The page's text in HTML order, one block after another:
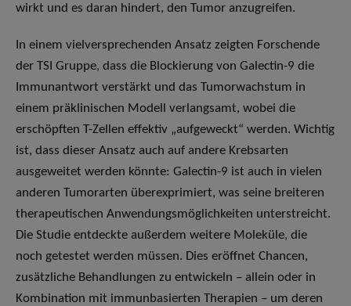
wirkt und es daran hindert, den Tumor anzugreifen.
In einem vielversprechenden Ansatz zeigten Forschende
der TSI Gruppe, dass die Blockierung von Galectin-9 die
Immunantwort verstärkt und das Tumorwachstum in
einem präklinischen Modell verlangsamt, wobei die
erschöpften T-Zellen effektiv „aufgeweckt“ werden. Wichtig
ist, dass dieser Ansatz auch auf andere Krebsarten
ausgeweitet werden könnte: Galectin-9 ist auch in vielen
anderen Tumorarten überexprimiert, was seine breiteren
therapeutischen Anwendungsmöglichkeiten unterstreicht.
Die Studie entdeckte außerdem weitere Moleküle, die
noch getestet werden müssen. Dies eröffnet Chancen,
zusätzliche Behandlungen zu entwickeln – allein oder in
Kombination mit immunbasierten Therapien – um deren